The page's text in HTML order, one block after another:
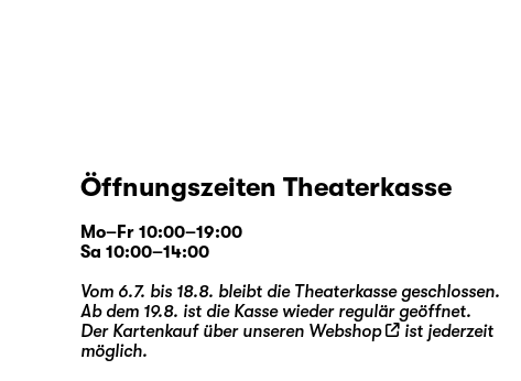
Öffnungszeiten Theaterkasse
Mo–Fr 10:00–19:00
Sa 10:00–14:00
Vom 6.7. bis 18.8. bleibt die Theaterkasse geschlossen.
Ab dem 19.8. ist die Kasse wieder regulär geöffnet.
Der Kartenkauf über unseren Webshop
ist jederzeit
möglich.